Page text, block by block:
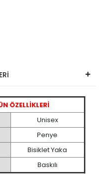
ÖZELLİKLERİ
Unisex
Penye
Bisiklet Yaka
Baskılı